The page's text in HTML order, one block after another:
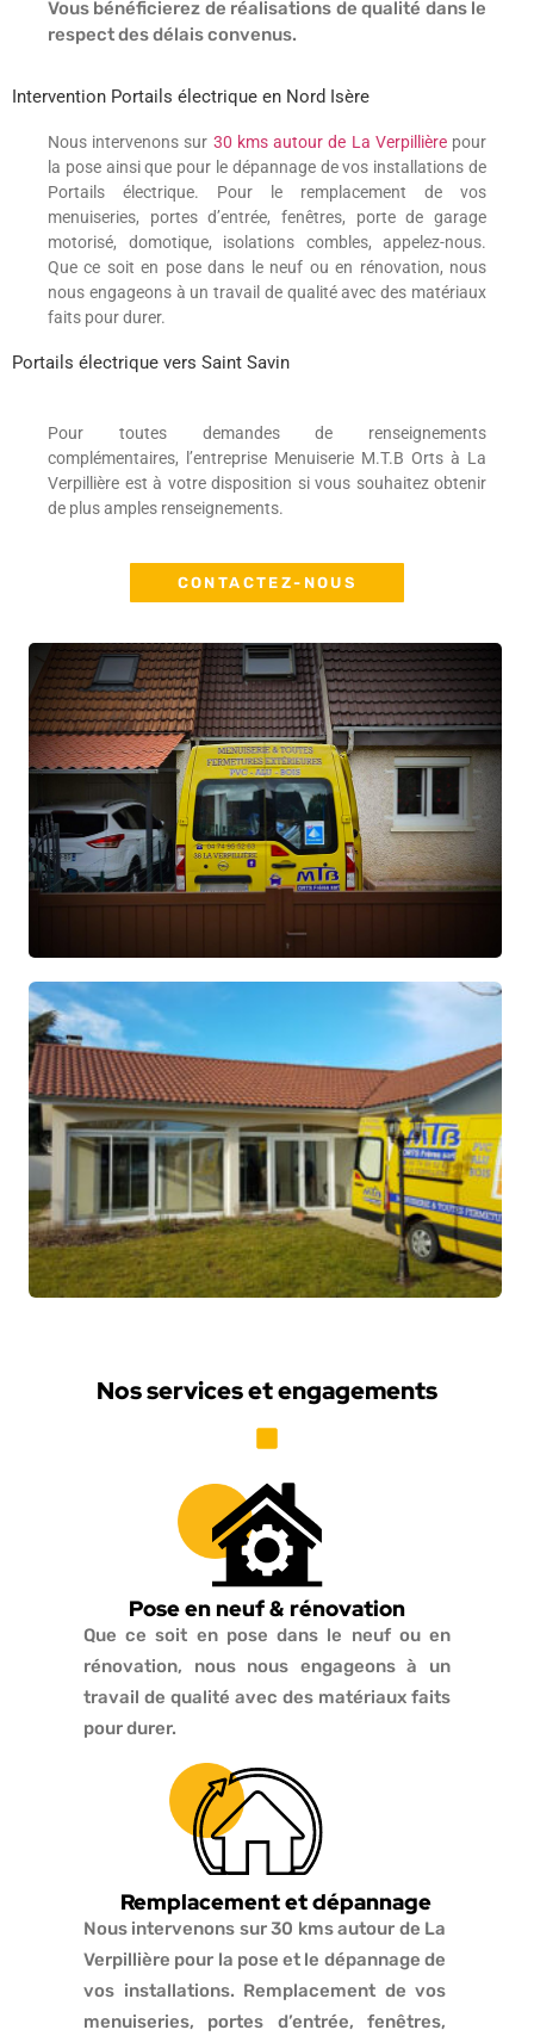
Vous bénéficierez de réalisations de qualité dans le
respect des délais convenus.
Intervention Portails électrique en Nord Isère
Nous intervenons sur 30 kms autour de La Verpillièrepour
la pose ainsi que pour le dépannage de vos installations de
Portails électrique. Pour le remplacement de vos
menuiseries, portes d’entrée, fenêtres, porte de garage
motorisé, domotique, isolations combles, appelez-nous.
Que ce soit en pose dans le neuf ou en rénovation, nous
nous engageons à un travail de qualité avec des matériaux
faits pour durer.
Portails électrique vers Saint Savin
Pour toutes demandes de renseignements
complémentaires, l’entreprise Menuiserie M.T.B Orts à La
Verpillière est à votre disposition si vous souhaitez obtenir
de plus amples renseignements.
CONTACTEZ-NOUS
Nos services et engagements
Pose en neuf & rénovation
Que ce soit en pose dans le neuf ou en
rénovation, nous nous engageons à un
travail de qualité avec des matériaux faits
pour durer.
Remplacement et dépannage
Nous intervenons sur 30 kms autour de La
Verpillière pour la pose et le dépannage de
vos installations. Remplacement de vos
menuiseries, portes d’entrée, fenêtres,